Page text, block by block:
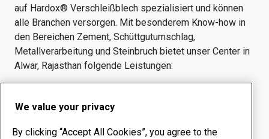
auf Hardox® Verschleißblech spezialisiert und können
alle Branchen versorgen. Mit besonderem Know-how in
den Bereichen Zement, Schüttgutumschlag,
Metallverarbeitung und Steinbruch bietet unser Center in
Alwar, Rajasthan folgende Leistungen:
Management der
Betriebszeit
We value your privacy
By clicking “Accept All Cookies”, you agree to the